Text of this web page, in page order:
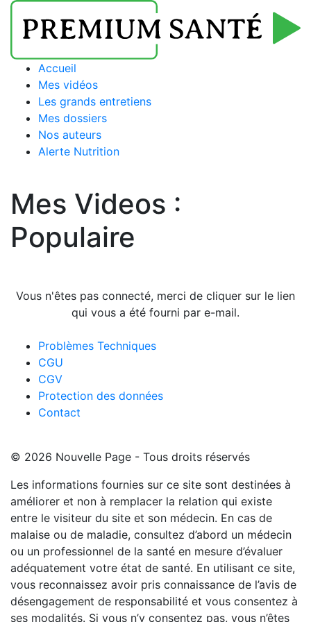
Accueil
Mes vidéos
Les grands entretiens
Mes dossiers
Nos auteurs
Alerte Nutrition
Mes Videos :
Populaire
Vous n'êtes pas connecté, merci de cliquer sur le lien
qui vous a été fourni par e-mail.
Problèmes Techniques
CGU
CGV
Protection des données
Contact
© 2026 Nouvelle Page - Tous droits réservés
Les informations fournies sur ce site sont destinées à
améliorer et non à remplacer la relation qui existe
entre le visiteur du site et son médecin. En cas de
malaise ou de maladie, consultez d’abord un médecin
ou un professionnel de la santé en mesure d’évaluer
adéquatement votre état de santé. En utilisant ce site,
vous reconnaissez avoir pris connaissance de l’avis de
désengagement de responsabilité et vous consentez à
ses modalités. Si vous n’y consentez pas, vous n’êtes